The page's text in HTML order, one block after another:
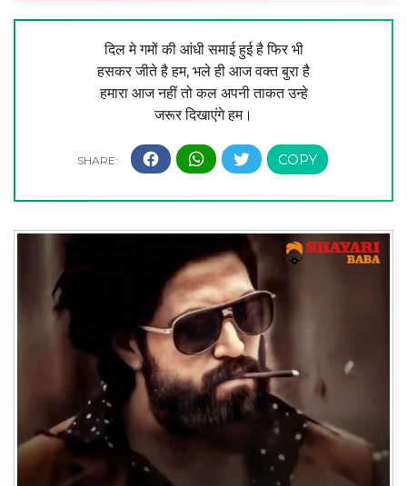
दिल मे गमों की आंधी समाई हुई है फिर भी
हसकर जीते है हम, भले ही आज वक्त बुरा है
हमारा आज नहीं तो कल अपनी ताकत उन्हे
जरूर दिखाएंगे हम।